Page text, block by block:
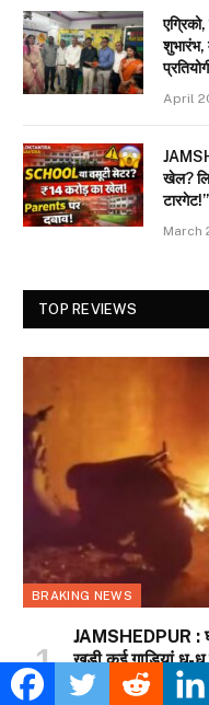
शुभारंभ,
April
खेल?
टारगेट!”
March
TOP REVIEWS
BRAKING NEWS
JAMSHEDPUR :
खड़ी कई गाड़ियां धू-
के बाद आग पर पाया